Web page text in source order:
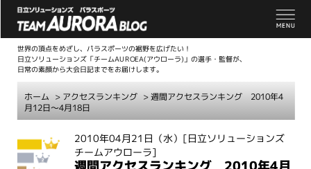
世界の頂点をめざし、パラスポーツの裾野を広げたい！
日立ソリューションズ「チームAUROEA(アウローラ)」の選手・監督が、
日常の素顔から大会日記までをお届けします。
ホーム > アクセスランキング > 週間アクセスランキング 2010年4
月12日～4月18日
2010年04月21日（水） [日立ソリューションズ
チームアウローラ]